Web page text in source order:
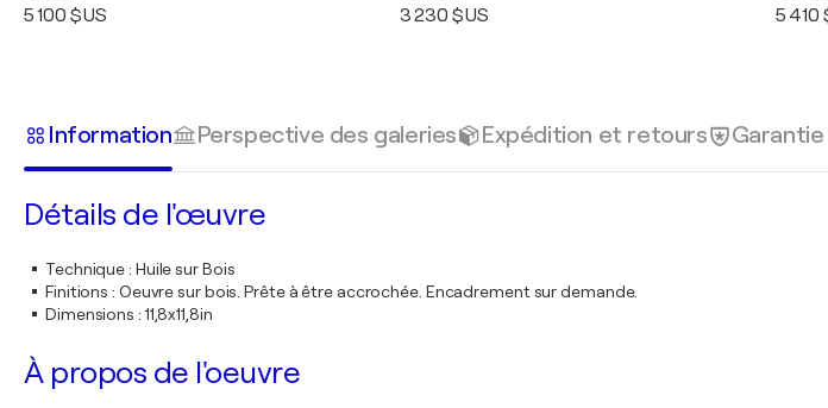
5 100 $US 3 230 $US 5 410
Information Perspective des galeries Expédition et retours
Détails de l'œuvre
Technique: Huile sur Bois
Finitions : Oeuvre sur bois. Prête à être accrochée. Encadrement sur demande.
Dimensions : 11,8x11,8in
À propos de l'oeuvre